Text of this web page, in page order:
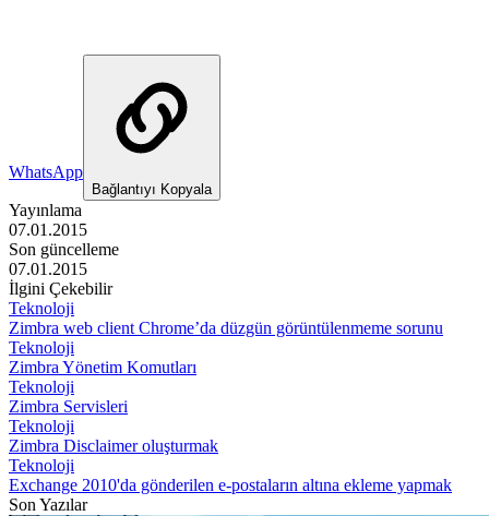
WhatsApp
Bağlantıyı Kopyala
Yayınlama
07.01.2015
Son güncelleme
07.01.2015
İlgini Çekebilir
Teknoloji
Zimbra web client Chrome’da düzgün görüntülenmeme sorunu
Teknoloji
Zimbra Yönetim Komutları
Teknoloji
Zimbra Servisleri
Teknoloji
Zimbra Disclaimer oluşturmak
Teknoloji
Exchange 2010'da gönderilen e-postaların altına ekleme yapmak
Son Yazılar